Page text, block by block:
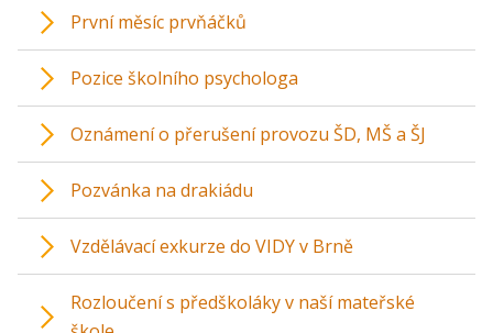
První měsíc prvňáčků
Pozice školního psychologa
Oznámení o přerušení provozu ŠD, MŠ a ŠJ
Pozvánka na drakiádu
Vzdělávací exkurze do VIDY v Brně
Rozloučení s předškoláky v naší mateřské